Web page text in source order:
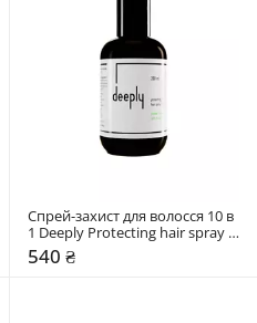
Спрей-захист для волосся 10 в
1 Deeply Protecting hair spray
10 in 1
540 ₴